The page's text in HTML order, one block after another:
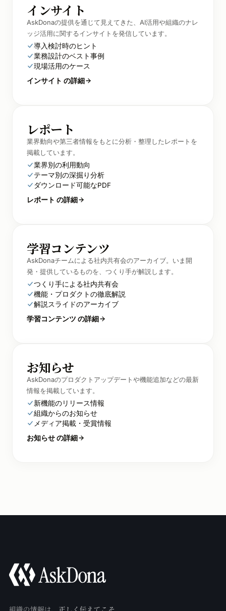
インサイト
AskDonaの提供を通じて見えてきた、AI活用や組織のナレ
ッジ活用に関するインサイトを発信しています。
導入検討時のヒント
業務設計のベスト事例
現場活用のケース
インサイト の詳細
レポート
業界動向や第三者情報をもとに分析・整理したレポートを
掲載しています。
業界別の利用動向
テーマ別の深掘り分析
ダウンロード可能なPDF
レポート の詳細
学習コンテンツ
AskDonaチームによる社内共有会のアーカイブ。いま開
発・提供しているものを、つくり手が解説します。
つくり手による社内共有会
機能・プロダクトの徹底解説
解説スライドのアーカイブ
学習コンテンツ の詳細
お知らせ
AskDonaのプロダクトアップデートや機能追加などの最新
情報を掲載しています。
新機能のリリース情報
組織からのお知らせ
メディア掲載・受賞情報
お知らせ の詳細